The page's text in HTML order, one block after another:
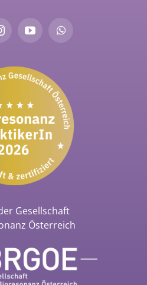
Gesellschaft
Österreich